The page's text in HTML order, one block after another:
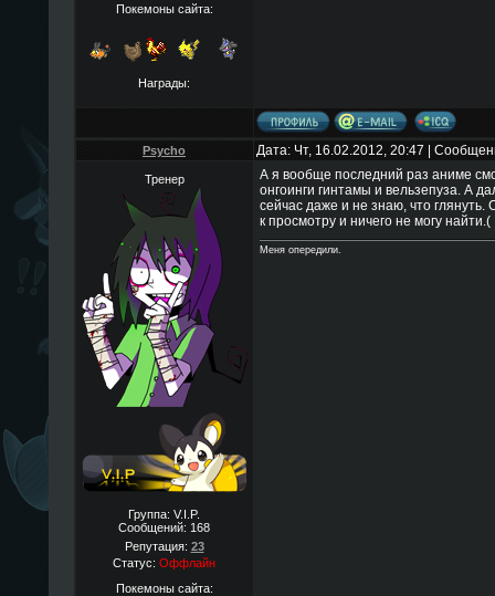
Покемоны сайта:
Награды:
Psycho Дата: Чт, 16.02.2012, 20:47 |
Тренер
Группа: V.I.P.
Сообщений: 168
Репутация: 23
Статус: Оффлайн
Покемоны сайта:
А я вообще последний раз аниме
онгоинги гинтамы и вельзепуза. А
сейчас даже и не знаю, что
к просмотру и ничего не могу найти.(
Меня опередили.